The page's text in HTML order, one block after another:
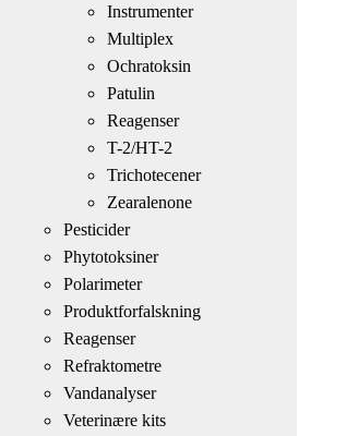
Instrumenter
Multiplex
Ochratoksin
Patulin
Reagenser
T-2/HT-2
Trichotecener
Zearalenone
Pesticider
Phytotoksiner
Polarimeter
Produktforfalskning
Reagenser
Refraktometre
Vandanalyser
Veterinære kits